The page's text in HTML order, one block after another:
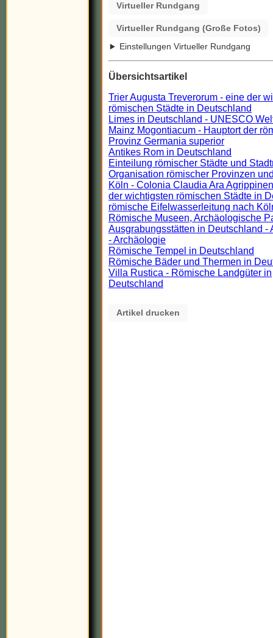
Virtueller Rundgang
Virtueller Rundgang (Große Fotos)
Einstellungen Virtueller Rundgang
Übersichtsartikel
Trier Augusta Treverorum - eine der
römischen Städte in Deutschland
Limes in Deutschland - UNESCO
Mainz Mogontiacum - Hauptort der
Provinz Germania superior
Antikes Rom in Deutschland
Einteilung römischer Städte und
Organisation römischer Provinzen
Köln - Colonia Claudia Ara
der wichtigsten römischen Städte in
römische Eifelwasserleitung nach
Römische Museen, Archäologische
Ausgrabungsstätten in Deutschland -
- Archäologie
Römische Tempel in Deutschland
Römische Bäder und Thermen in
Villa Rustica - Römische Landgüter in
Deutschland
Artikel drucken